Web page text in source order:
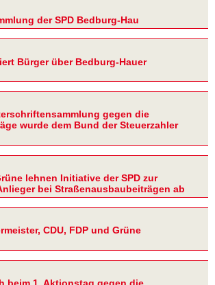
der SPD Bedburg-Hau
Bürger über Bedburg-Hauer
gegen die
wurde dem Bund der Steuerzahler
lehnen Initiative der SPD zur
bei Straßenausbaubeiträgen ab
CDU, FDP und Grüne